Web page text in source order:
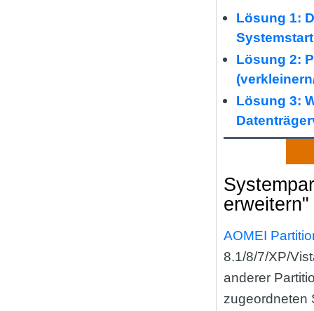
Lösung 1:
Lösung 2:
Lösung 3:
AOMEI
8.1/8/7/XP/
anderer
zugeordneten